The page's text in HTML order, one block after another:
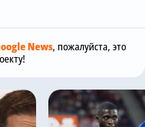
News, пожалуйста, это